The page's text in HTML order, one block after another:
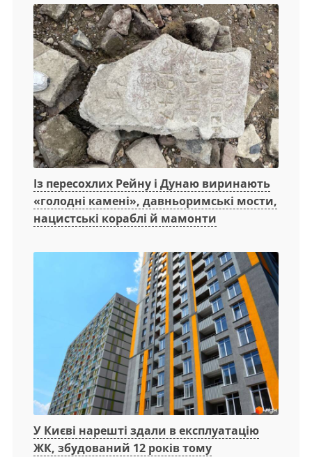
Із пересохлих Рейну і Дунаю виринають
«голодні камені», давньоримські мости,
нацистські кораблі й мамонти
У Києві нарешті здали в експлуатацію
ЖК, збудований 12 років тому